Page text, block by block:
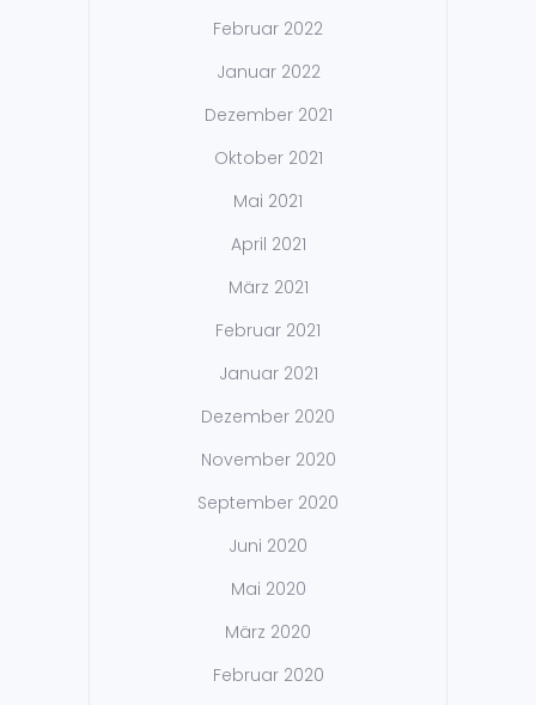
Februar 2022
Januar 2022
Dezember 2021
Oktober 2021
Mai 2021
April 2021
März 2021
Februar 2021
Januar 2021
Dezember 2020
November 2020
September 2020
Juni 2020
Mai 2020
März 2020
Februar 2020